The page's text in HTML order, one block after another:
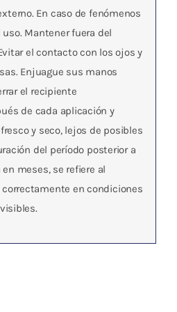
En caso de fenómenos
Mantener fuera del
el contacto con los ojos y
Enjuague sus manos
el recipiente
de cada aplicación y
y seco, lejos de posibles
del período posterior a
meses, se refiere al
en condiciones